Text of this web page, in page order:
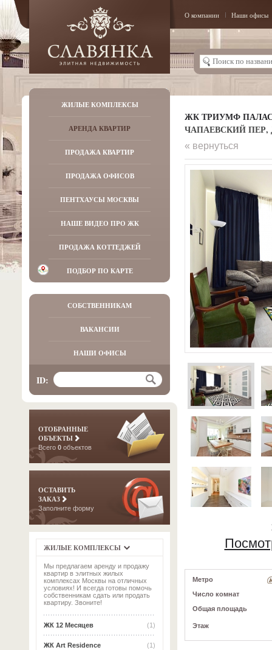
О компании Наши офисы
ЖИЛЫЕ КОМПЛЕКСЫ
АРЕНДА КВАРТИР
ПРОДАЖА КВАРТИР
ПРОДАЖА ОФИСОВ
ПЕНТХАУСЫ МОСКВЫ
НАШЕ ВИДЕО ПРО ЖК
ПРОДАЖА КОТТЕДЖЕЙ
ПОДБОР ПО КАРТЕ
СОБСТВЕННИКАМ
ВАКАНСИИ
НАШИ ОФИСЫ
ID:
ОТОБРАННЫЕ
ОБЪЕКТЫ
Всего 0 объектов
ОСТАВИТЬ
ЗАКАЗ
Заполните форму
ЖИЛЫЕ КОМПЛЕКСЫ
Мы предлагаем аренду и продажу
квартир в элитных жилых
комплексах Москвы на отличных
условиях! И всегда готовы помочь
собственникам сдать или продать
квартиру. Звоните!
(1)
ЖК 12 Месяцев
(1)
ЖК Art Residence
ЖК ТРИУМФ
ЧАПАЕВСКИЙ ПЕР,
« вернуться
Метро
Число комнат
Общая площадь
Этаж